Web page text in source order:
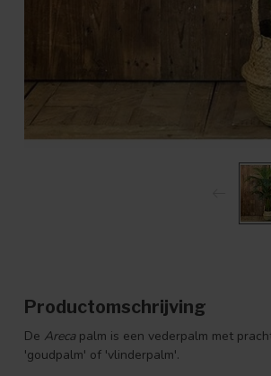
Productomschrijving
De Arecapalm is een vederpalm met
'goudpalm' of 'vlinderpalm'.